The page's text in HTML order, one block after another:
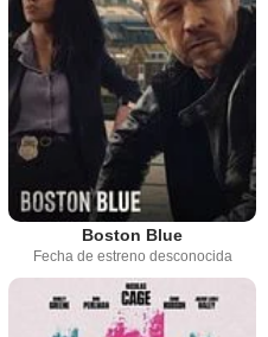
Boston Blue
Fecha de estreno desconocida